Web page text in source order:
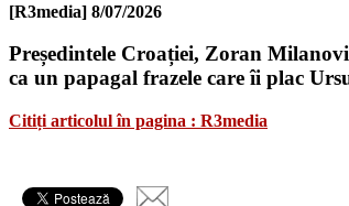
[R3media] 8/07/2026
Președintele Croației, Zoran
ca un papagal frazele care îi plac
Citiți articolul în pagina : R3media